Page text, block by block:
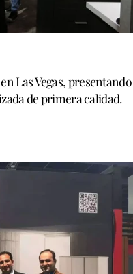
Las Vegas, presentando
de primera calidad.